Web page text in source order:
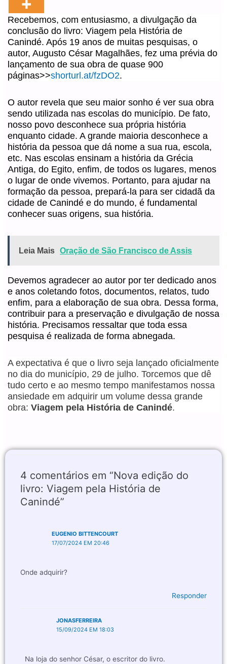
m
Recebemos, com entusiasmo, a divulgação da
conclusão do livro: Viagem pela História de
Canindé. Após 19 anos de muitas pesquisas, o
autor, Augusto César Magalhães, fez uma prévia do
lançamento de sua obra de quase 900
páginas>>shorturl.at/fzDO2.
O autor revela que seu maior sonho é ver sua obra
sendo utilizada nas escolas do município. De fato,
nosso povo desconhece sua própria história
enquanto cidade. A grande maioria desconhece a
história da pessoa que dá nome a sua rua, escola,
etc. Nas escolas ensinam a história da Grécia
Antiga, do Egito, enfim, de todos os lugares, menos
o lugar de onde vivemos. Portanto, para ajudar na
formação da pessoa, prepará-la para ser cidadã da
cidade de Canindé e do mundo, é fundamental
conhecer suas origens, sua história.
Leia Mais Oração de São Francisco de Assis
Devemos agradecer ao autor por ter dedicado anos
e anos coletando fotos, documentos, relatos, tudo
enfim, para a elaboração de sua obra. Dessa forma,
contribuir para a preservação e divulgação de nossa
história. Precisamos ressaltar que toda essa
pesquisa é realizada de forma abnegada.
A expectativa é que o livro seja lançado oficialmente
no dia do município, 29 de julho. Torcemos que dê
tudo certo e ao mesmo tempo manifestamos nossa
ansiedade em adquirir um volume dessa grande
obra: Viagem pela História de Canindé.
4 comentários em “Nova edição do
livro: Viagem pela História de
Canindé”
EUGENIO BITTENCOURT
17/07/2024 EM 20:46
Onde adquirir?
Responder
JONASFERREIRA
15/09/2024 EM 18:03
Na loja do senhor César, o escritor do livro.